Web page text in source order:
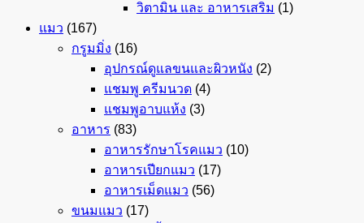
วิตามิน และ อาหารเสริม (1)
แมว (167)
กรูมมิ่ง (16)
อุปกรณ์ดูแลขนและผิวหนัง (2)
แชมพู ครีมนวด (4)
แชมพูอาบแห้ง (3)
อาหาร (83)
อาหารรักษาโรคแมว (10)
อาหารเปียกแมว (17)
อาหารเม็ดแมว (56)
ขนมแมว (17)